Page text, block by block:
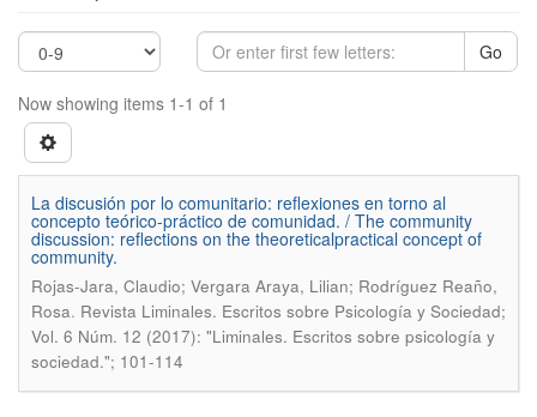
Go
Now showing items 1-1 of 1
La discusión por lo comunitario: reflexiones en torno al
concepto teórico-práctico de comunidad. / The community
discussion: reflections on the theoreticalpractical concept of
community.
Rojas-Jara, Claudio; Vergara Araya, Lilian; Rodríguez Reaño,
Rosa. Revista Liminales. Escritos sobre Psicología y Sociedad;
Vol. 6 Núm. 12 (2017): "Liminales. Escritos sobre psicología y
sociedad."; 101-114